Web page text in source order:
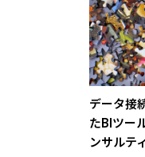
データ接
たBIツー
ンサルテ